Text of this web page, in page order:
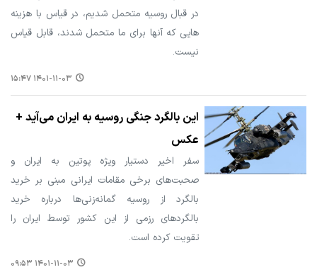
در قبال روسیه متحمل شدیم، در قیاس با هزینه
هایی که آنها برای ما متحمل شدند، قابل قیاس
نیست.
۱۴۰۱-۱۱-۰۳ ۱۵:۴۷
این بالگرد جنگی روسیه به ایران می‌آید +
عکس
سفر اخیر دستیار ویژه پوتین به ایران و
صحبت‌های برخی مقامات ایرانی مبنی بر خرید
بالگرد از روسیه گمانه‌زنی‌ها درباره خرید
بالگردهای رزمی از این کشور توسط ایران را
تقویت کرده است.
۱۴۰۱-۱۱-۰۳ ۰۹:۵۳